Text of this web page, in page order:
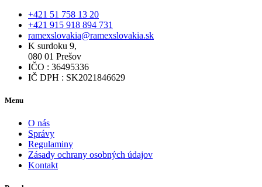
+421 51 758 13 20
+421 915 918 894 731
ramexslovakia@ramexslovakia.sk
K surdoku 9,
080 01 Prešov
IČO : 36495336
IČ DPH : SK2021846629
Menu
O nás
Správy
Regulaminy
Zásady ochrany osobných údajov
Kontakt